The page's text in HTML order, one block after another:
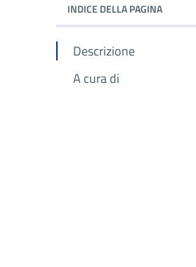
INDICE DELLA PAGINA
Descrizione
A cura di